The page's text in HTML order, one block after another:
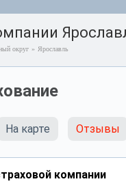
округ » Ярославль
На карте Отзывы
компании